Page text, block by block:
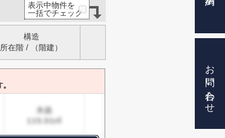
表示中物件を
一括でチェック
構造
所在階 / （階建）
お問い合わせ